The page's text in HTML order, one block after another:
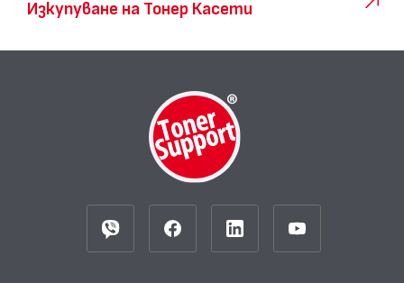
Изкупуване на Тонер Касети